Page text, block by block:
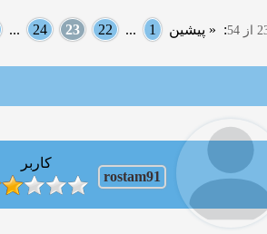
: « پیشین 1
...
22
23
24
...
rostam91
کاربر